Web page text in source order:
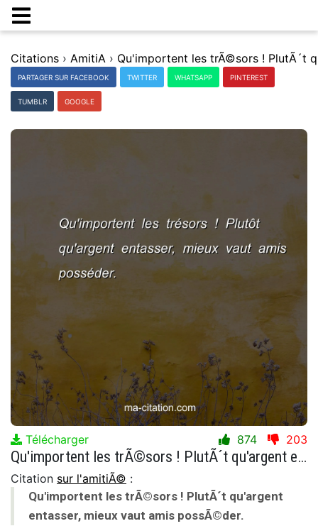
Citations › AmitiA ›
PARTAGER SUR FACEBOOK TWITTER WHATSAPP PINTEREST
TUMBLR GOOGLE
Télécharger 874 203
Qu'importent les trÃ©sors ! PlutÃ´t qu'argent entasser, mieux vaut amis possÃ©der.
Citation sur l'amitiÃ© :
Qu'importent les trÃ©sors ! PlutÃ´t qu'argent
entasser, mieux vaut amis possÃ©der.